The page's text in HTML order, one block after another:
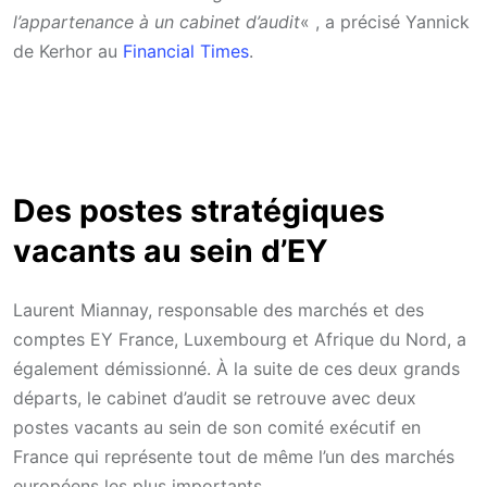
l’appartenance à un cabinet d’audit« , a précisé Yannick
de Kerhor au Financial Times.
Des postes stratégiques
vacants au sein d’EY
Laurent Miannay, responsable des marchés et des
comptes EY France, Luxembourg et Afrique du Nord, a
également démissionné. À la suite de ces deux grands
départs, le cabinet d’audit se retrouve avec deux
postes vacants au sein de son comité exécutif en
France qui représente tout de même l’un des marchés